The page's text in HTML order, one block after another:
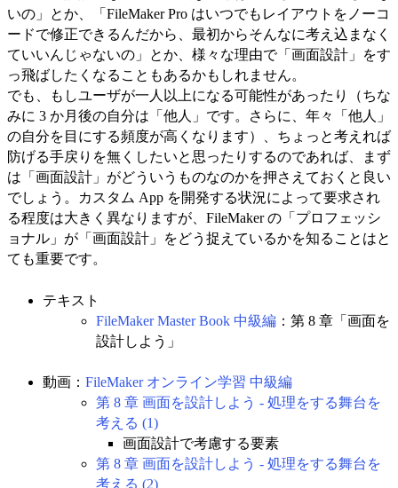
いの」とか、「FileMaker Pro はいつでもレイアウトをノーコ
ードで修正できるんだから、最初からそんなに考え込まなく
ていいんじゃないの」とか、様々な理由で「画面設計」をす
っ飛ばしたくなることもあるかもしれません。
でも、もしユーザが一人以上になる可能性があったり（ちな
みに 3 か月後の自分は「他人」です。さらに、年々「他人」
の自分を目にする頻度が高くなります）、ちょっと考えれば
防げる手戻りを無くしたいと思ったりするのであれば、まず
は「画面設計」がどういうものなのかを押さえておくと良い
でしょう。カスタム App を開発する状況によって要求され
る程度は大きく異なりますが、FileMaker の「プロフェッシ
ョナル」が「画面設計」をどう捉えているかを知ることはと
ても重要です。
テキスト
FileMaker Master Book 中級編 ：第 8 章「画面を
設計しよう」
動画： FileMaker オンライン学習 中級編
第 8 章 画面を設計しよう - 処理をする舞台を
考える (1)
画面設計で考慮する要素
第 8 章 画面を設計しよう - 処理をする舞台を
考える (2)